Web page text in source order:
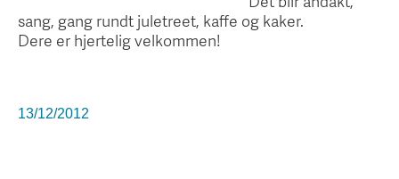
sang, gang rundt juletreet, kaffe og kaker.
Dere er hjertelig velkommen!
13/12/2012